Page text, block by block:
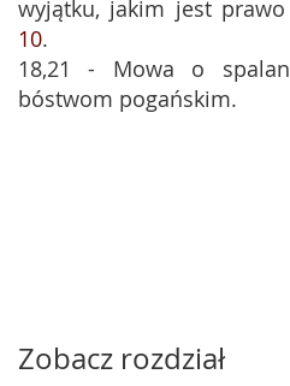
wyjątku, jakim jest
10.
18,21 - Mowa o
bóstwom pogańskim.
Zobacz rozdział